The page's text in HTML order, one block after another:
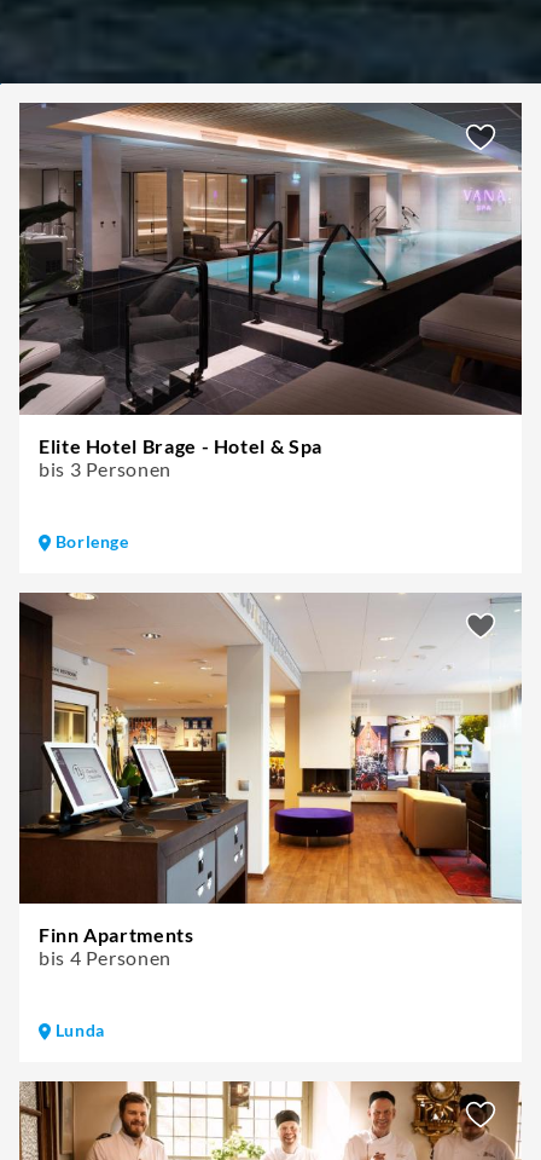
Elite Hotel Brage - Hotel & Spa
bis 3 Personen
Borlenge
Finn Apartments
bis 4 Personen
Lunda